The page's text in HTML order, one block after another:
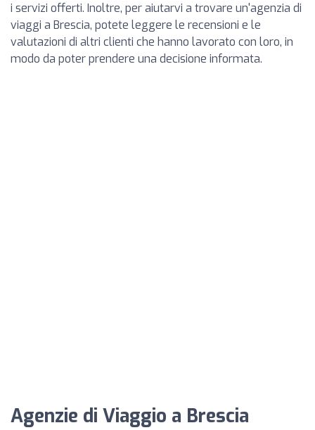
i servizi offerti. Inoltre, per aiutarvi a trovare un'agenzia di
viaggi a Brescia, potete leggere le recensioni e le
valutazioni di altri clienti che hanno lavorato con loro, in
modo da poter prendere una decisione informata.
Agenzie di Viaggio a Brescia